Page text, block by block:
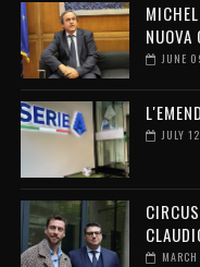
NUOVA
JUNE
JULY